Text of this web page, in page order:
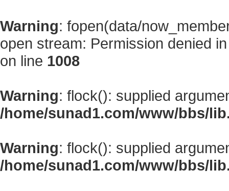
Warning: fopen(data/
open stream: Permission denied
on line 1008
Warning: flock(): supplied
/home/sunad1.com/www/bbs/
Warning: flock(): supplied
/home/sunad1.com/www/bbs/